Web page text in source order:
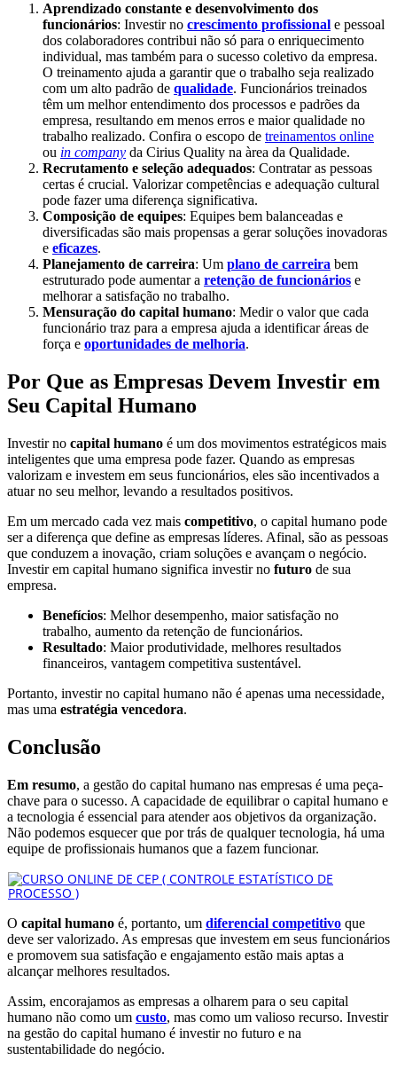
Aprendizado constante e desenvolvimento dos
funcionários: Investir no crescimento profissional e pessoal
dos colaboradores contribui não só para o enriquecimento
individual, mas também para o sucesso coletivo da empresa.
O treinamento ajuda a garantir que o trabalho seja realizado
com um alto padrão de qualidade. Funcionários treinados
têm um melhor entendimento dos processos e padrões da
empresa, resultando em menos erros e maior qualidade no
trabalho realizado. Confira o escopo de treinamentos online
ou in company da Cirius Quality na àrea da Qualidade.
Recrutamento e seleção adequados: Contratar as pessoas
certas é crucial. Valorizar competências e adequação cultural
pode fazer uma diferença significativa.
Composição de equipes: Equipes bem balanceadas e
diversificadas são mais propensas a gerar soluções inovadoras
e eficazes.
Planejamento de carreira: Um plano de carreira bem
estruturado pode aumentar a retenção de funcionários e
melhorar a satisfação no trabalho.
Mensuração do capital humano: Medir o valor que cada
funcionário traz para a empresa ajuda a identificar áreas de
força e oportunidades de melhoria.
Por Que as Empresas Devem Investir em
Seu Capital Humano
Investir no capital humano é um dos movimentos estratégicos mais
inteligentes que uma empresa pode fazer. Quando as empresas
valorizam e investem em seus funcionários, eles são incentivados a
atuar no seu melhor, levando a resultados positivos.
Em um mercado cada vez mais competitivo, o capital humano pode
ser a diferença que define as empresas líderes. Afinal, são as pessoas
que conduzem a inovação, criam soluções e avançam o negócio.
Investir em capital humano significa investir no futuro de sua
empresa.
Benefícios: Melhor desempenho, maior satisfação no
trabalho, aumento da retenção de funcionários.
Resultado: Maior produtividade, melhores resultados
financeiros, vantagem competitiva sustentável.
Portanto, investir no capital humano não é apenas uma necessidade,
mas uma estratégia vencedora.
Conclusão
Em resumo, a gestão do capital humano nas empresas é uma peça-
chave para o sucesso. A capacidade de equilibrar o capital humano e
a tecnologia é essencial para atender aos objetivos da organização.
Não podemos esquecer que por trás de qualquer tecnologia, há uma
equipe de profissionais humanos que a fazem funcionar.
O capital humano é, portanto, um diferencial competitivo que
deve ser valorizado. As empresas que investem em seus funcionários
e promovem sua satisfação e engajamento estão mais aptas a
alcançar melhores resultados.
Assim, encorajamos as empresas a olharem para o seu capital
humano não como um custo, mas como um valioso recurso. Investir
na gestão do capital humano é investir no futuro e na
sustentabilidade do negócio.